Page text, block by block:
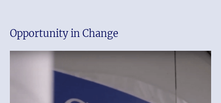
Opportunity in Change